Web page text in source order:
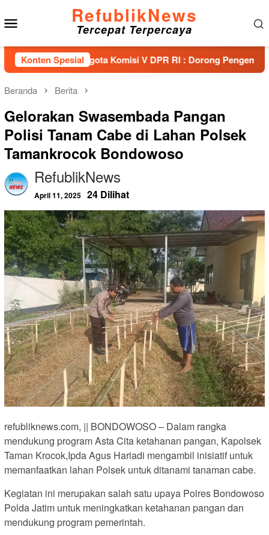
ke
konten
RefublikNews
Tercepat Terpercaya
Konten Spesial
Anggota Komisi V DPR RI : Dorong Pengembangan
Beranda Berita
Gelorakan Swasembada Pangan
Polisi Tanam Cabe di Lahan Polsek
Tamankrocok Bondowoso
RefublikNews
April 11, 2025 24 Dilihat
refubliknews.com, || BONDOWOSO – Dalam rangka
mendukung program Asta Cita ketahanan pangan, Kapolsek
Taman Krocok,Ipda Agus Hariadi mengambil inisiatif untuk
memanfaatkan lahan Polsek untuk ditanami tanaman cabe.
Kegiatan ini merupakan salah satu upaya Polres Bondowoso
Polda Jatim untuk meningkatkan ketahanan pangan dan
mendukung program pemerintah.